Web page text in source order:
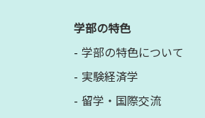
学部の特色
学部の特色について
実験経済学
留学・国際交流